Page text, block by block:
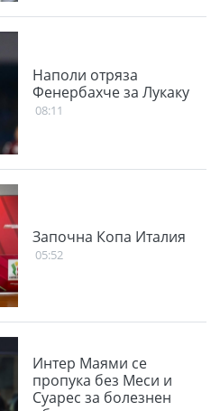
Наполи отряза
Фенербахче за Лукаку
08:11
Започна Копа Италия
05:52
Интер Маями се
пропука без Меси и
Суарес за болезнен